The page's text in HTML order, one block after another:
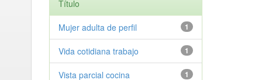
Título
1
Mujer adulta de perfil
1
Vida cotidiana trabajo
1
Vista parcial cocina